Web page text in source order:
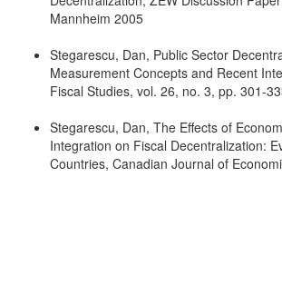
Mannheim 2005
Stegarescu, Dan, Public Sector
Measurement Concepts and Recent
Fiscal Studies, vol. 26, no. 3, pp. 301-
Stegarescu, Dan, The Effects of
Integration on Fiscal Decentralization:
Countries, Canadian Journal of